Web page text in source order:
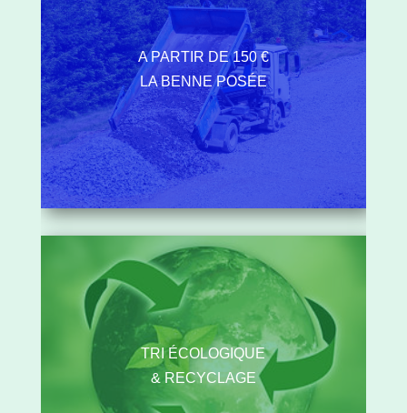
A PARTIR DE 150 €
LA BENNE POSÉE
TRI ÉCOLOGIQUE
& RECYCLAGE